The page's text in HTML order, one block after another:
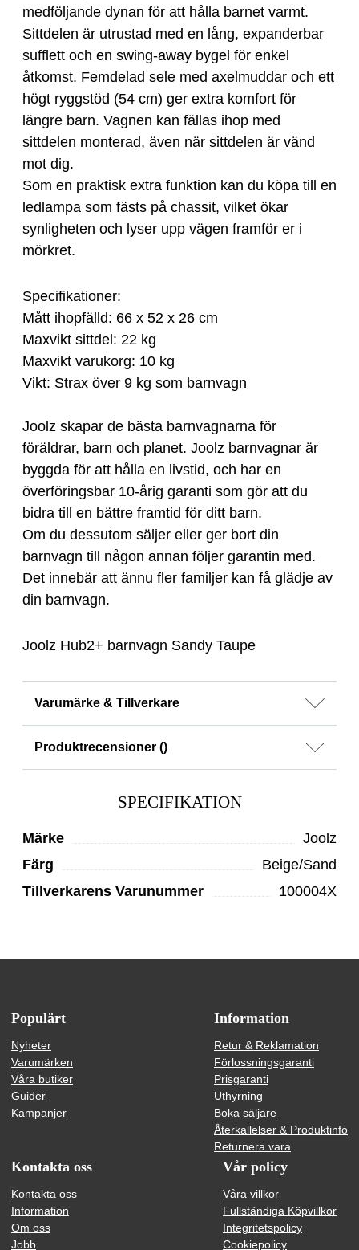
medföljande dynan för att hålla barnet varmt.
Sittdelen är utrustad med en lång, expanderbar
sufflett och en swing-away bygel för enkel
åtkomst. Femdelad sele med axelmuddar och ett
högt ryggstöd (54 cm) ger extra komfort för
längre barn. Vagnen kan fällas ihop med
sittdelen monterad, även när sittdelen är vänd
mot dig.
Som en praktisk extra funktion kan du köpa till en
ledlampa som fästs på chassit, vilket ökar
synligheten och lyser upp vägen framför er i
mörkret.
Specifikationer:
Mått ihopfälld: 66 x 52 x 26 cm
Maxvikt sittdel: 22 kg
Maxvikt varukorg: 10 kg
Vikt: Strax över 9 kg som barnvagn
Joolz skapar de bästa barnvagnarna för
föräldrar, barn och planet. Joolz barnvagnar är
byggda för att hålla en livstid, och har en
överföringsbar 10-årig garanti som gör att du
bidra till en bättre framtid för ditt barn.
Om du dessutom säljer eller ger bort din
barnvagn till någon annan följer garantin med.
Det innebär att ännu fler familjer kan få glädje av
din barnvagn.
Joolz Hub2+ barnvagn Sandy Taupe
Varumärke & Tillverkare
Produktrecensioner ()
SPECIFIKATION
Märke
Joolz
Färg
Beige/Sand
Tillverkarens Varunummer
100004X
Populärt
Nyheter
Varumärken
Våra butiker
Guider
Kampanjer
Information
Retur & Reklamation
Förlossningsgaranti
Prisgaranti
Uthyrning
Boka säljare
Återkallelser & Produktinfo
Returnera vara
Kontakta oss
Kontakta oss
Information
Om oss
Jobb
Vår policy
Våra villkor
Fullständiga Köpvillkor
Integritetspolicy
Cookiepolicy